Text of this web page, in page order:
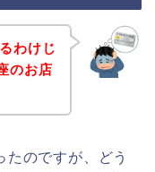
わけじ
のお店
たのですが、どう